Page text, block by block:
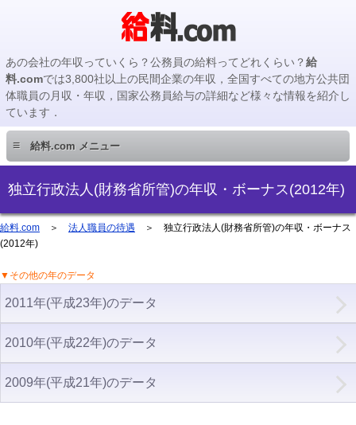
あの会社の年収っていくら？公務員の給料ってどれくらい？給
料.comでは3,800社以上の民間企業の年収，全国すべての地方公共団
体職員の月収・年収，国家公務員給与の詳細など様々な情報を紹介し
ています．
≡ 給料.com メニュー
民間企業編
国家公務員編
地方公務員給料検索
主要企業の年収検索
年収ランキング一覧
独立行政法人(財務省所管)の年収・ボーナス(2012年)
給料.com ＞ 法人職員の待遇 ＞ 独立行政法人(財務省所管)の年収・ボーナス
(2012年)
▼その他の年のデータ
2011年(平成23年)のデータ
2010年(平成22年)のデータ
2009年(平成21年)のデータ